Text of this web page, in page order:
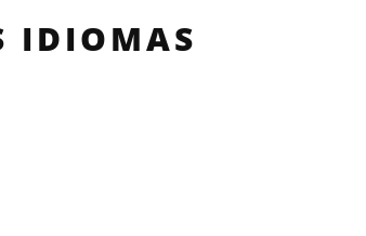
IDIOMAS